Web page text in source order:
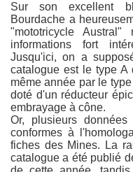
Sur son excellent
Bourdache a
"mototricycle
informations fort
Jusqu'ici, on a
catalogue est le type A
même année par le
doté d'un réducteur
embrayage à cône.
Or, plusieurs
conformes à
fiches des Mines. La
catalogue a été publié